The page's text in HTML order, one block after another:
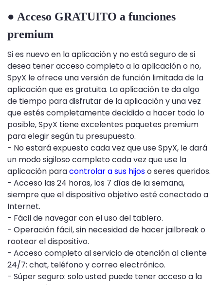
● Acceso GRATUITO a funciones
premium
Si es nuevo en la aplicación y no está seguro de si
desea tener acceso completo a la aplicación o no,
SpyX le ofrece una versión de función limitada de la
aplicación que es gratuita. La aplicación te da algo
de tiempo para disfrutar de la aplicación y una vez
que estés completamente decidido a hacer todo lo
posible, SpyX tiene excelentes paquetes premium
para elegir según tu presupuesto.
- No estará expuesto cada vez que use SpyX, le dará
un modo sigiloso completo cada vez que use la
aplicación paracontrolar a sus hijoso seres queridos.
- Acceso las 24 horas, los 7 días de la semana,
siempre que el dispositivo objetivo esté conectado a
Internet.
- Fácil de navegar con el uso del tablero.
- Operación fácil, sin necesidad de hacer jailbreak o
rootear el dispositivo.
- Acceso completo al servicio de atención al cliente
24/7: chat, teléfono y correo electrónico.
- Súper seguro: solo usted puede tener acceso a la